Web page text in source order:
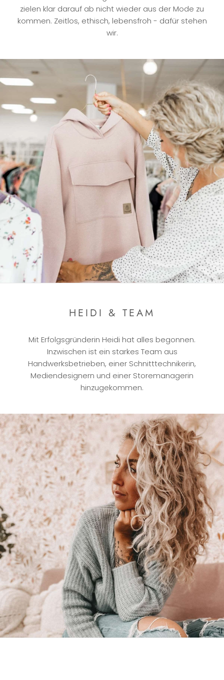
zielen klar darauf ab nicht wieder aus der Mode zu
kommen. Zeitlos, ethisch, lebensfroh - dafür stehen
wir.
HEIDI & TEAM
Mit Erfolgsgründerin Heidi hat alles begonnen.
Inzwischen ist ein starkes Team aus
Handwerksbetrieben, einer Schnitttechnikerin,
Mediendesignern und einer Storemanagerin
hinzugekommen.